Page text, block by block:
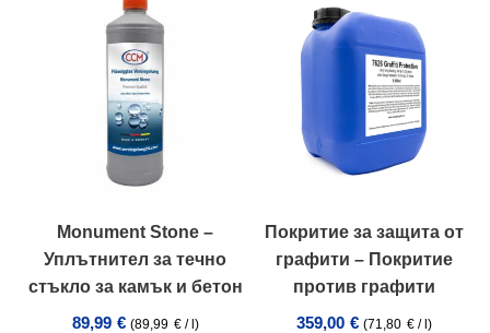
Monument Stone –
Уплътнител за течно
стъкло за камък и бетон
89,99 € (89,99 €/l)
Покритие за защита от
графити – Покритие
против графити
359,00 € (71,80 €/l)